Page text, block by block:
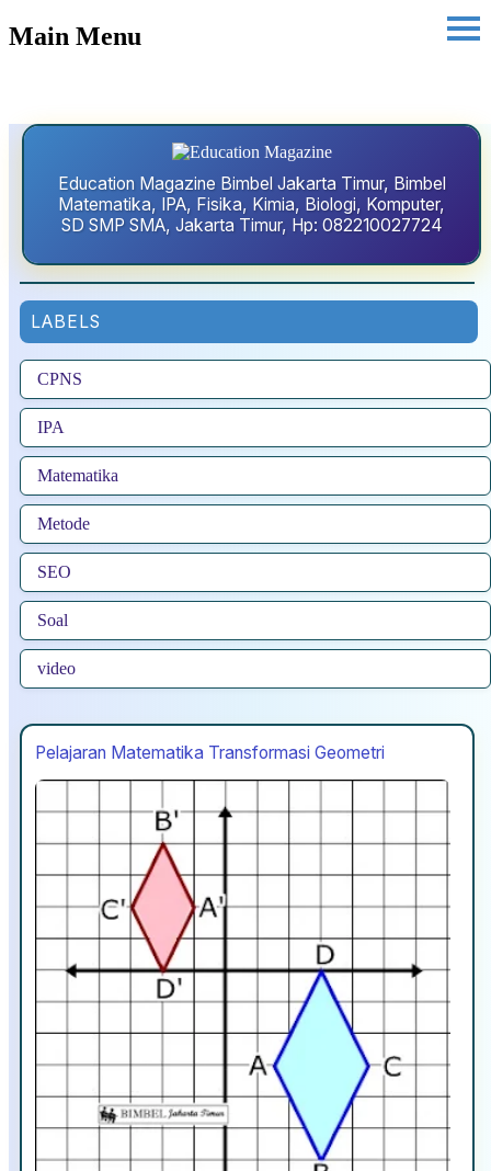
Main Menu
Education Magazine Bimbel Jakarta Timur, Bimbel
Matematika, IPA, Fisika, Kimia, Biologi, Komputer,
SD SMP SMA, Jakarta Timur, Hp: 082210027724
LABELS
CPNS
IPA
Matematika
Metode
SEO
Soal
video
Pelajaran Matematika Transformasi Geometri